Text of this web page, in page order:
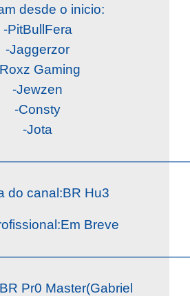
desde o inicio:
-PitBullFera
-Jaggerzor
Gaming
-Jewzen
-Consty
-Jota
do canal:BR Hu3
Breve
Pr0 Master(Gabriel